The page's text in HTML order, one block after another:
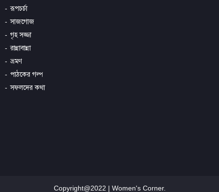
রূপচর্চা
সাজগোজ
গৃহ সজ্জা
রান্নাবান্না
ভ্রমণ
পাঠকের গল্প
সফলদের কথা
Copyright@2022 | Women's Corner.